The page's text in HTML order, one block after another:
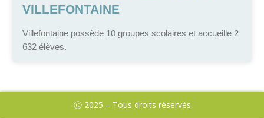
VILLEFONTAINE
Villefontaine possède 10 groupes scolaires et accueille 2
632 élèves.
Ⓒ 2025 – Tous droits réservés